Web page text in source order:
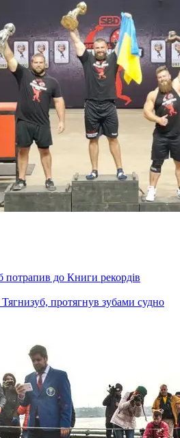
потрапив до Книги рекордів
протягнув зубами судно